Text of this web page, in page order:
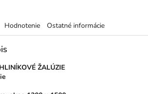
Hodnotenie Ostatné informácie
ŽALÚZIE